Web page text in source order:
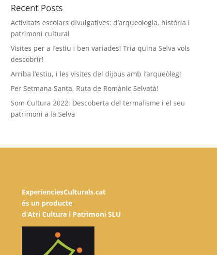
Recent Posts
Activitats escolars divulgatives: d’arqueologia, història i
patrimoni cultural
Visites per a l’estiu i ben variades! Tria quina Selva vols
descobrir!
Arriba l’estiu, i les visites del dijous amb l’arqueòleg!
Per Setmana Santa, Ruta de Romànic Selvatà!
Som Cultura 2022: Descoberta del termalisme i el seu
patrimoni a la Selva
ExperienciesCulturals.cat
és un producte
d’Atri Cultura i Patrimoni SLU